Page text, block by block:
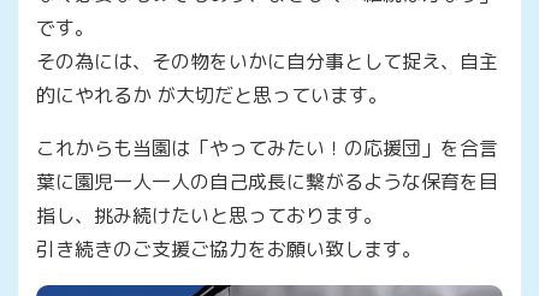
です。
その為には、その物をいかに自分事として捉え、自主
的にやれるか が大切だと思っています。
これからも当園は「やってみたい！の応援団」を合言
葉に園児一人一人の自己成長に繋がるような保育を目
指し、挑み続けたいと思っております。
引き続きのご支援ご協力をお願い致します。